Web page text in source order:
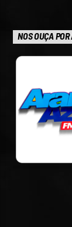
NOS OUÇA POR